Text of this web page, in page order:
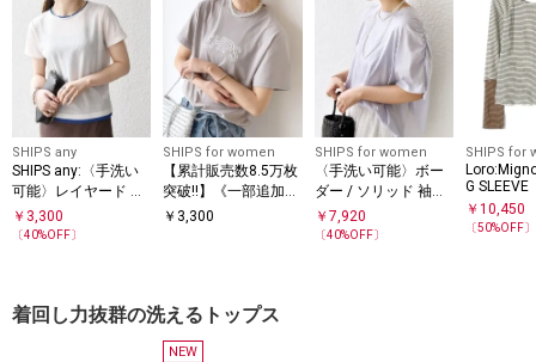
SHIPS any
SHIPS any:〈手洗い
可能〉レイヤード シ
アー ワッフル TEE
￥ 3,300
〔40%OFF〕
SHIPS for women
【累計販売数8.5万枚
突破!!】《一部追加予
約》【WEB限定】 SH
￥ 3,300
SHIPS for women
〈手洗い可能〉ボー
ダー / ソリッド 袖ギ
ャザー ショートスリ
ーブ プルオーバー
￥ 7,920
〔40%OFF〕
SHIPS for
G SLEEVE
￥10,450
〔50%OFF〕
着回し力抜群の洗えるトップス
NEW